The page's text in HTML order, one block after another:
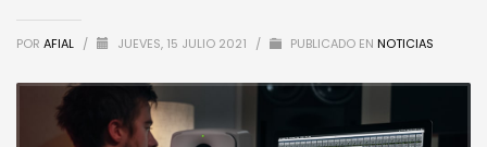
POR AFIAL / JUEVES, 15 JULIO 2021 / PUBLICADO EN NOTICIAS